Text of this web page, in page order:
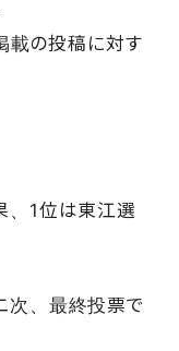
載の投稿に対す
、1位は東江選
次、最終投票で